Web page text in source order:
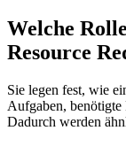
Welche
Resource
Sie legen fest, wie
Aufgaben,
Dadurch werden